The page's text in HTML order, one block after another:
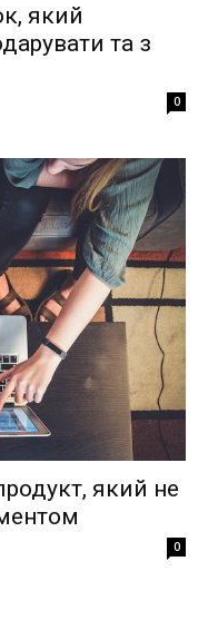
який
та з
0
який не
0